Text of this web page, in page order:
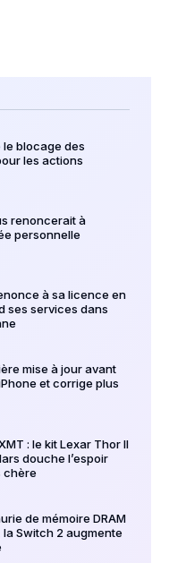
le blocage des
les actions
renoncerait à
personnelle
à sa licence en
ses services dans
mise à jour avant
et corrige plus
: le kit Lexar Thor II
douche l’espoir
chère
de mémoire DRAM
Switch 2 augmente